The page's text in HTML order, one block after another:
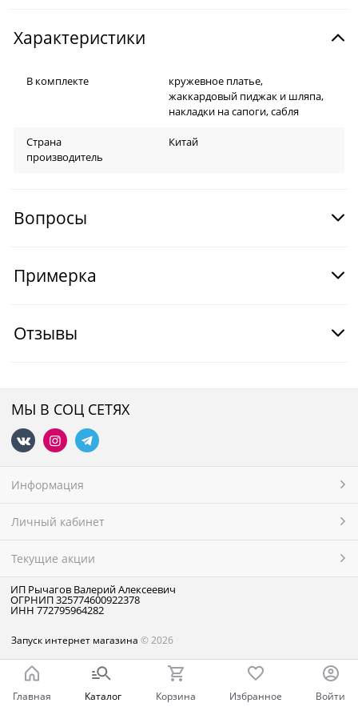
Характеристики
В комплекте
кружевное платье,
жаккардовый пиджак и шляпа,
накладки на сапоги, сабля
Страна
производитель
Китай
Вопросы
Примерка
Отзывы
МЫ В СОЦ СЕТЯХ
Информация
Личный кабинет
Текущие акции
ИП Рычагов Валерий Алексеевич
ОГРНИП 325774600922378
ИНН 772795964282
Запуск интернет магазина © 2026
Главная Каталог Корзина Избранное Войти